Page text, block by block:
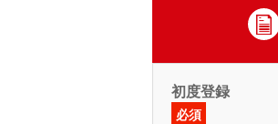
初度登録
必須